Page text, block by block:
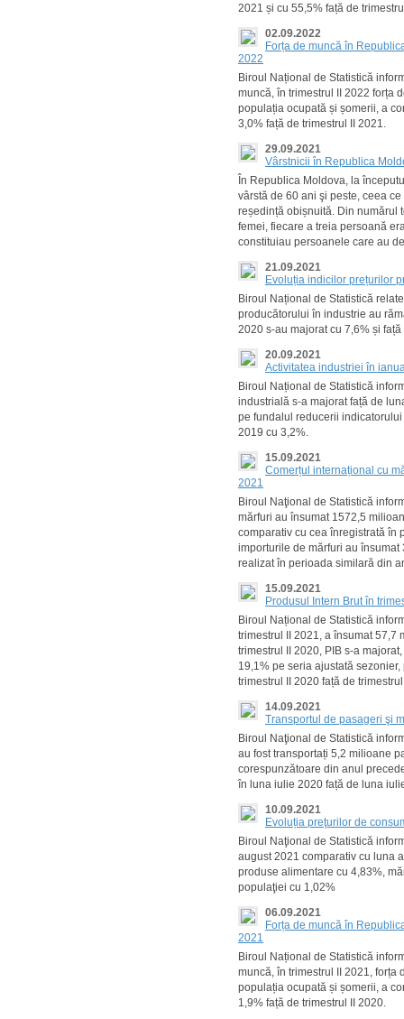
2021 și cu 55,5% față de
02.09.2022
Forța de muncă în
2022
Biroul Național de Statistică
muncă, în trimestrul II 2022 forța
populația ocupată și șomerii, a
3,0% față de trimestrul II 2021.
29.09.2021
Vârstnicii în Republica
În Republica Moldova, la
vârstă de 60 ani şi peste, ceea
reședință obișnuită. Din numărul
femei, fiecare a treia persoană
constituiau persoanele care au
21.09.2021
Evoluția indicilor prețurilor
Biroul Național de Statistică
producătorului în industrie au
2020 s-au majorat cu 7,6% și
20.09.2021
Activitatea industriei în
Biroul Național de Statistică
industrială s-a majorat față de
pe fundalul reducerii
2019 cu 3,2%.
15.09.2021
Comerțul internațional cu
2021
Biroul Naţional de Statistică
mărfuri au însumat 1572,5
comparativ cu cea înregistrată în
importurile de mărfuri au
realizat în perioada similară din
15.09.2021
Produsul Intern Brut în
Biroul Național de Statistică
trimestrul II 2021, a însumat 57,7
trimestrul II 2020, PIB s-a
19,1% pe seria ajustată
trimestrul II 2020 față de
14.09.2021
Transportul de pasageri şi
Biroul Naţional de Statistică
au fost transportați 5,2 milioane
corespunzătoare din anul
în luna iulie 2020 față de luna
10.09.2021
Evoluția preţurilor de
Biroul Naţional de Statistică
august 2021 comparativ cu luna
produse alimentare cu 4,83%,
populaţiei cu 1,02%
06.09.2021
Forța de muncă în
2021
Biroul Național de Statistică
muncă, în trimestrul II 2021,
populația ocupată și șomerii, a
1,9% față de trimestrul II 2020.